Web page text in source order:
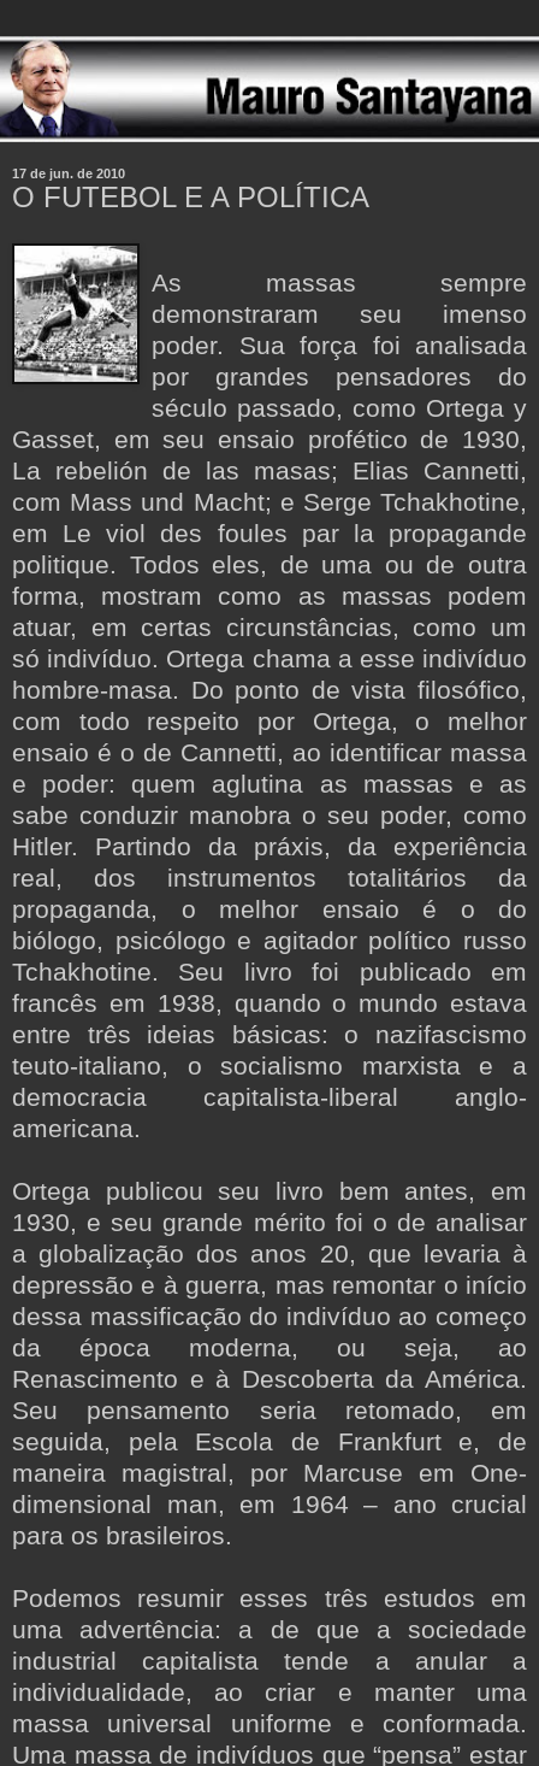
17 de jun. de 2010
O FUTEBOL E A POLÍTICA
As massas sempre
demonstraram seu imenso
poder. Sua força foi analisada
por grandes pensadores do
século passado, como Ortega y
Gasset, em seu ensaio profético de 1930,
La rebelión de las masas; Elias Cannetti,
com Mass und Macht; e Serge Tchakhotine,
em Le viol des foules par la propagande
politique. Todos eles, de uma ou de outra
forma, mostram como as massas podem
atuar, em certas circunstâncias, como um
só indivíduo. Ortega chama a esse indivíduo
hombre-masa. Do ponto de vista filosófico,
com todo respeito por Ortega, o melhor
ensaio é o de Cannetti, ao identificar massa
e poder: quem aglutina as massas e as
sabe conduzir manobra o seu poder, como
Hitler. Partindo da práxis, da experiência
real, dos instrumentos totalitários da
propaganda, o melhor ensaio é o do
biólogo, psicólogo e agitador político russo
Tchakhotine. Seu livro foi publicado em
francês em 1938, quando o mundo estava
entre três ideias básicas: o nazifascismo
teuto-italiano, o socialismo marxista e a
democracia capitalista-liberal anglo-
americana.
Ortega publicou seu livro bem antes, em
1930, e seu grande mérito foi o de analisar
a globalização dos anos 20, que levaria à
depressão e à guerra, mas remontar o início
dessa massificação do indivíduo ao começo
da época moderna, ou seja, ao
Renascimento e à Descoberta da América.
Seu pensamento seria retomado, em
seguida, pela Escola de Frankfurt e, de
maneira magistral, por Marcuse em One-
dimensional man, em 1964 – ano crucial
para os brasileiros.
Podemos resumir esses três estudos em
uma advertência: a de que a sociedade
industrial capitalista tende a anular a
individualidade, ao criar e manter uma
massa universal uniforme e conformada.
Uma massa de indivíduos que “pensa” estar